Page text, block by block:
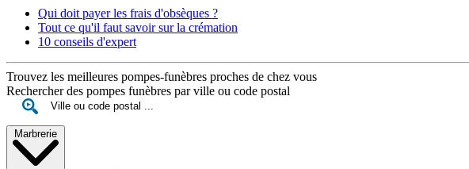
Qui doit payer les frais d'obsèques ?
Tout ce qu'il faut savoir sur la crémation
10 conseils d'expert
Trouvez les meilleures pompes-funèbres proches de chez vous
Rechercher des pompes funèbres par ville ou code postal
Marbrerie